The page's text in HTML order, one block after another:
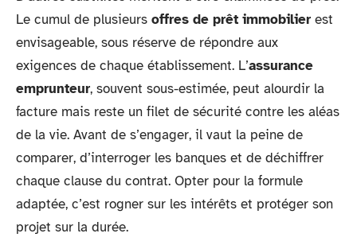
Le cumul de plusieurs offres de prêt immobilier est
envisageable, sous réserve de répondre aux
exigences de chaque établissement. L’assurance
emprunteur, souvent sous-estimée, peut alourdir la
facture mais reste un filet de sécurité contre les aléas
de la vie. Avant de s’engager, il vaut la peine de
comparer, d’interroger les banques et de déchiffrer
chaque clause du contrat. Opter pour la formule
adaptée, c’est rogner sur les intérêts et protéger son
projet sur la durée.